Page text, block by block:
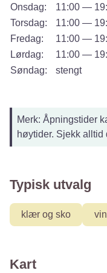
Onsdag:
11:00 —
Torsdag:
11:00 —
Fredag:
11:00 —
Lørdag:
11:00 —
Søndag:
stengt
Merk: Åpningstider
høytider. Sjekk
Typisk utvalg
klær og sko
Kart